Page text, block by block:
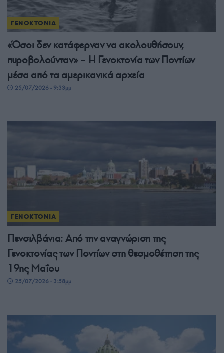
ΓΕΝΟΚΤΟΝΙΑ
«Όσοι δεν κατάφερναν να ακολουθήσουν,
πυροβολούνταν» – Η Γενοκτονία των Ποντίων
μέσα από τα αμερικανικά αρχεία
25/07/2026 - 9:33μμ
ΓΕΝΟΚΤΟΝΙΑ
Πενσιλβάνια: Από την αναγνώριση της
Γενοκτονίας των Ποντίων στη θεσμοθέτηση της
19ης Μαΐου
25/07/2026 - 3:58μμ